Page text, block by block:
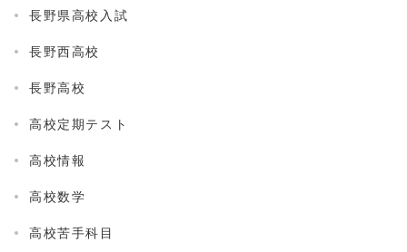
長野県高校入試
長野西高校
長野高校
高校定期テスト
高校情報
高校数学
高校苦手科目